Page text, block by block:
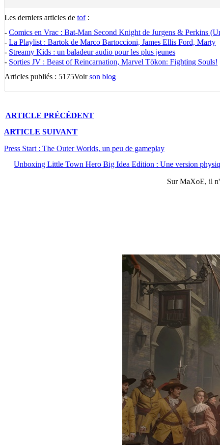
Les derniers articles de tof:
- Comics en Vrac : Bat-Man Second Knight de Jurgens & Perkins
- La Playlist : Bartok de Marco Bartoccioni, James Ellis Ford, Marty
- Streamy Kids : un baladeur audio pour les plus jeunes
- Sorties JV : Beast of Reincarnation, Marvel Tōkon: Fighting Souls!
Articles publiés : 5175Voirson blog
ARTICLE PRÉCÉDENT
ARTICLE SUIVANT
Press Start : The Outer Worlds, un peu de gameplay
Unboxing Little Town Hero Big Idea Edition : Une version
SurMaXoE, il